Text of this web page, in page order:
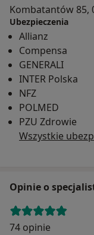
Kombatantów 85,
Ubezpieczenia
Allianz
Compensa
GENERALI
INTER Polska
NFZ
POLMED
PZU Zdrowie
Wszystkie
Opinie o
74 opinie